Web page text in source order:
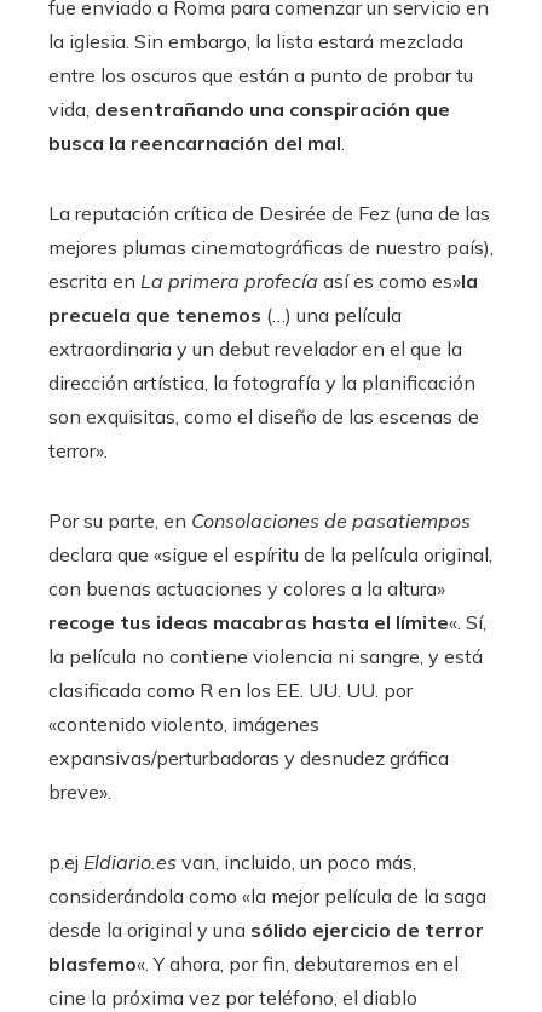
fue enviado a Roma para comenzar un servicio en
la iglesia. Sin embargo, la lista estará mezclada
entre los oscuros que están a punto de probar tu
vida, desentrañando una conspiración que
busca la reencarnación del mal.
La reputación crítica de Desirée de Fez (una de las
mejores plumas cinematográficas de nuestro país),
escrita en La primera profecía así es como es»la
precuela que tenemos (…) una película
extraordinaria y un debut revelador en el que la
dirección artística, la fotografía y la planificación
son exquisitas, como el diseño de las escenas de
terror».
Por su parte, en Consolaciones de pasatiempos
declara que «sigue el espíritu de la película original,
con buenas actuaciones y colores a la altura»
recoge tus ideas macabras hasta el límite«. Sí,
la película no contiene violencia ni sangre, y está
clasificada como R en los EE. UU. UU. por
«contenido violento, imágenes
expansivas/perturbadoras y desnudez gráfica
breve».
p.ej Eldiario.es van, incluido, un poco más,
considerándola como «la mejor película de la saga
desde la original y una sólido ejercicio de terror
blasfemo«. Y ahora, por fin, debutaremos en el
cine la próxima vez por teléfono, el diablo